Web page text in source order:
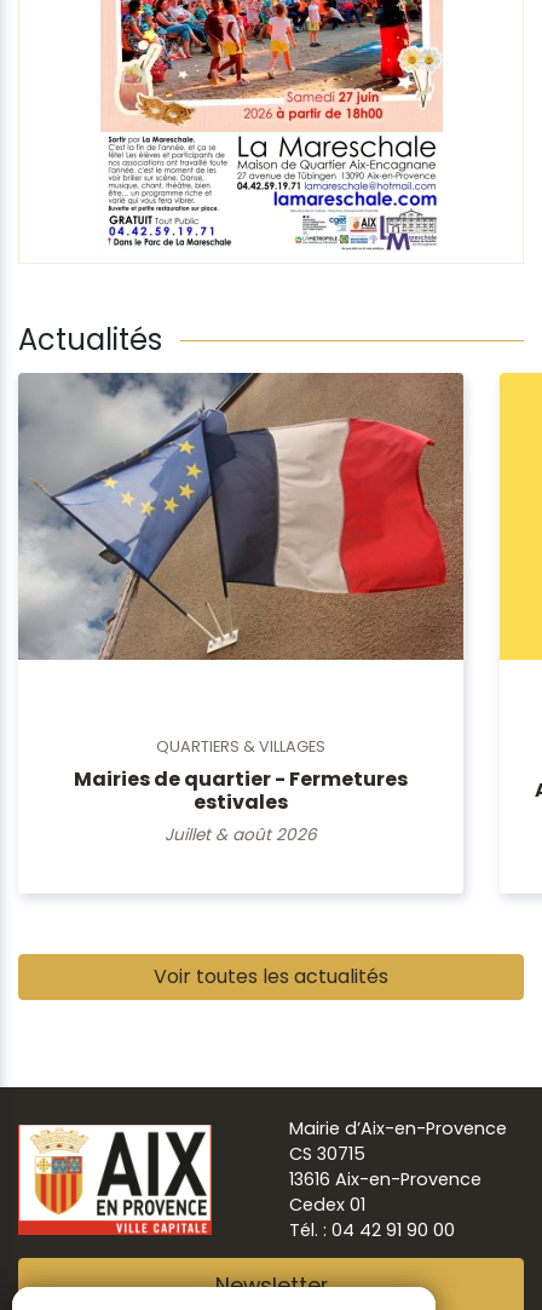
Actualités
QUARTIERS & VILLAGES
Mairies de quartier - Fermetures
estivales
Juillet & août 2026
Voir toutes les actualités
Mairie d’Aix-en-Provence
CS 30715
13616 Aix-en-Provence
Cedex 01
Tél. : 04 42 91 90 00
Newsletter